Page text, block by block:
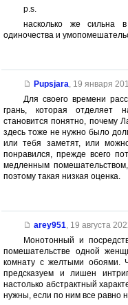
p.s.
насколько же сильна в
одиночества и
Pupsjara, 19 января
Для своего времени
грань, которая отделяет
становится понятно, почему
здесь тоже не нужно было
или тебя заметят, или
понравился, прежде всего
медленным
поэтому такая низкая оценка.
arey951, 19 августа
Монотонный и
помешательстве одной
комнату с желтыми обоями.
предсказуем и лишен
настолько абстрактный
нужны, если по ним все равно